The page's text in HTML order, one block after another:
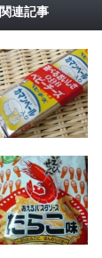
関連記事